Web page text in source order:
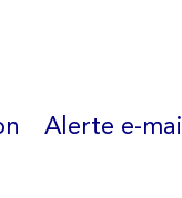
Alerte e-mail